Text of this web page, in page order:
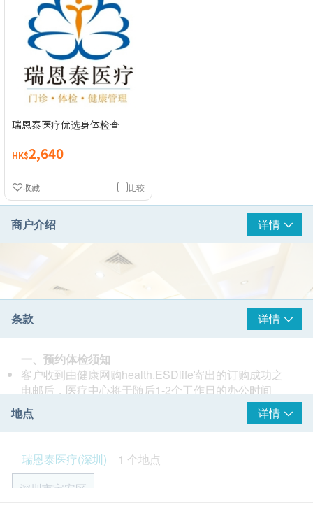
瑞恩泰医疗优选身体检查
HK$2,640
比较
收藏
商户介绍 详情
条款 详情
一、预约体检须知
客户收到由健康网购health.ESDlife寄出的订购成功之
电邮后，医疗中心将于随后1-2个工作日的办公时间
内，致电客户预约身体检查的时间及地点。客户亦可至
少提前1个工作日联络医疗中心进行预约（联络电话：
+86 4006089939 微信：13510018256）。
客户至现场后，医疗中心工作人员会核对客户的姓名、
出生年月日、手机号及健康网购health.ESDlife订购成
功之电邮。
地点 详情
瑞恩泰医疗(深圳)
1 个地点
深圳市宝安区